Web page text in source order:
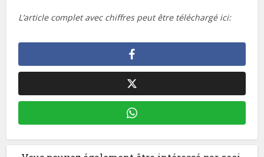
L’article complet avec chiffres peut être téléchargé ici: